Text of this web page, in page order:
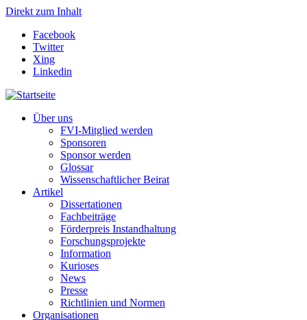
Direkt zum Inhalt
Facebook
Twitter
Xing
Linkedin
Über uns
FVI-Mitglied werden
Sponsoren
Sponsor werden
Glossar
Wissenschaftlicher Beirat
Artikel
Dissertationen
Fachbeiträge
Förderpreis Instandhaltung
Forschungsprojekte
Information
Kurioses
News
Presse
Richtlinien und Normen
Organisationen